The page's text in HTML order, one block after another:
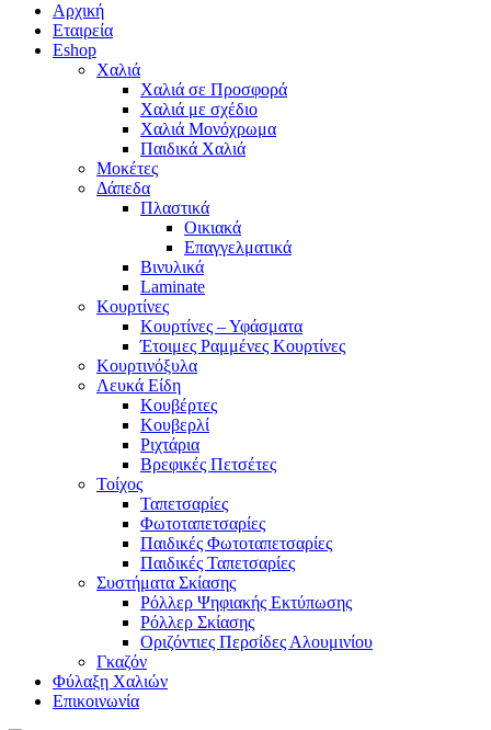
Αρχική
Εταιρεία
Eshop
Χαλιά
Χαλιά σε Προσφορά
Χαλιά με σχέδιο
Χαλιά Μονόχρωμα
Παιδικά Χαλιά
Μοκέτες
Δάπεδα
Πλαστικά
Οικιακά
Επαγγελματικά
Βινυλικά
Laminate
Κουρτίνες
Κουρτίνες – Υφάσματα
Έτοιμες Ραμμένες Κουρτίνες
Κουρτινόξυλα
Λευκά Είδη
Κουβέρτες
Κουβερλί
Ριχτάρια
Βρεφικές Πετσέτες
Τοίχος
Ταπετσαρίες
Φωτοταπετσαρίες
Παιδικές Φωτοταπετσαρίες
Παιδικές Ταπετσαρίες
Συστήματα Σκίασης
Ρόλλερ Ψηφιακής Εκτύπωσης
Ρόλλερ Σκίασης
Οριζόντιες Περσίδες Αλουμινίου
Γκαζόν
Φύλαξη Χαλιών
Επικοινωνία